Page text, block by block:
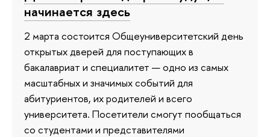
начинается здесь
2 марта состоится Общеуниверситетский день
открытых дверей для поступающих в
бакалавриат и специалитет — одно из самых
масштабных и значимых событий для
абитуриентов, их родителей и всего
университета. Посетители смогут пообщаться
со студентами и представителями